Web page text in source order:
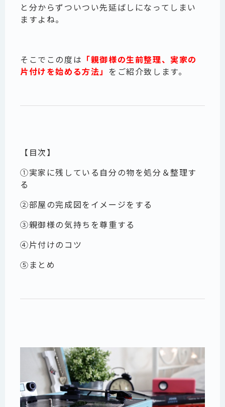
と分からずついつい先延ばしになってしまい
ますよね。
そこでこの度は 「親御様の生前整理、 実家の
片付けを始める方法」 をご紹介致します。
【目次】
①実家に残している自分の物を処分＆整理す
る
②部屋の完成図をイメージをする
③親御様の気持ちを尊重する
④片付けのコツ
⑤まとめ